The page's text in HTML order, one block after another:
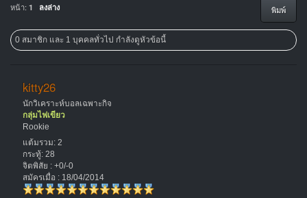
พิมพ์
หน้า: 1 ลงล่าง
0 สมาชิก และ 1 บุคคลทั่วไป กำลังดูหัวข้อนี้
kitty26
นักวิเคราะห์บอลเฉพาะกิจ
กลุ่มไฟเขียว
Rookie
แต้มรวม: 2
กระทู้: 28
จิตพิสัย : +0/-0
สมัครเมื่อ : 18/04/2014